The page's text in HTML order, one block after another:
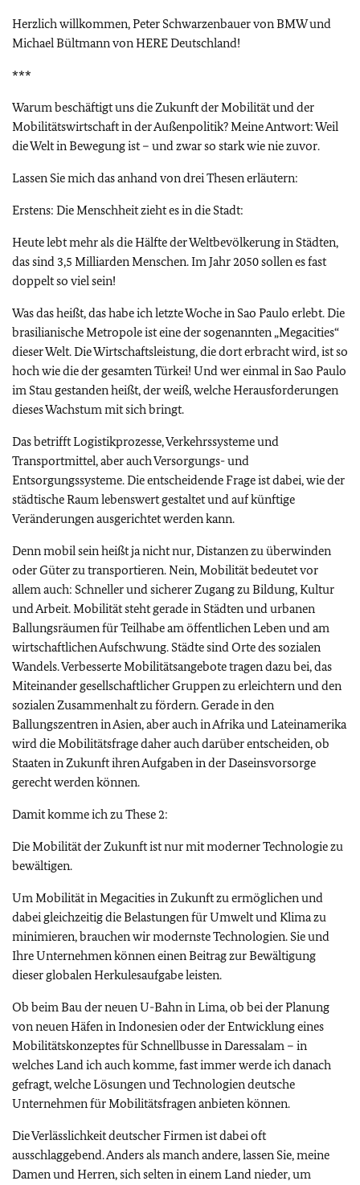
Herzlich willkommen, Peter Schwarzenbauer von BMW und
Michael Bültmann von HERE Deutschland!
***
Warum beschäftigt uns die Zukunft der Mobilität und der
Mobilitätswirtschaft in der Außenpolitik? Meine Antwort: Weil
die Welt in Bewegung ist – und zwar so stark wie nie zuvor.
Lassen Sie mich das anhand von drei Thesen erläutern:
Erstens: Die Menschheit zieht es in die Stadt:
Heute lebt mehr als die Hälfte der Weltbevölkerung in Städten,
das sind 3,5 Milliarden Menschen. Im Jahr 2050 sollen es fast
doppelt so viel sein!
Was das heißt, das habe ich letzte Woche in Sao Paulo erlebt. Die
brasilianische Metropole ist eine der sogenannten „Megacities“
dieser Welt. Die Wirtschaftsleistung, die dort erbracht wird, ist so
hoch wie die der gesamten Türkei! Und wer einmal in Sao Paulo
im Stau gestanden heißt, der weiß, welche Herausforderungen
dieses Wachstum mit sich bringt.
Das betrifft Logistikprozesse, Verkehrssysteme und
Transportmittel, aber auch Versorgungs- und
Entsorgungssysteme. Die entscheidende Frage ist dabei, wie der
städtische Raum lebenswert gestaltet und auf künftige
Veränderungen ausgerichtet werden kann.
Denn mobil sein heißt ja nicht nur, Distanzen zu überwinden
oder Güter zu transportieren. Nein, Mobilität bedeutet vor
allem auch: Schneller und sicherer Zugang zu Bildung, Kultur
und Arbeit. Mobilität steht gerade in Städten und urbanen
Ballungsräumen für Teilhabe am öffentlichen Leben und am
wirtschaftlichen Aufschwung. Städte sind Orte des sozialen
Wandels. Verbesserte Mobilitätsangebote tragen dazu bei, das
Miteinander gesellschaftlicher Gruppen zu erleichtern und den
sozialen Zusammenhalt zu fördern. Gerade in den
Ballungszentren in Asien, aber auch in Afrika und Lateinamerika
wird die Mobilitätsfrage daher auch darüber entscheiden, ob
Staaten in Zukunft ihren Aufgaben in der Daseinsvorsorge
gerecht werden können.
Damit komme ich zu These 2:
Die Mobilität der Zukunft ist nur mit moderner Technologie zu
bewältigen.
Um Mobilität in Megacities in Zukunft zu ermöglichen und
dabei gleichzeitig die Belastungen für Umwelt und Klima zu
minimieren, brauchen wir modernste Technologien. Sie und
Ihre Unternehmen können einen Beitrag zur Bewältigung
dieser globalen Herkulesaufgabe leisten.
Ob beim Bau der neuen U-Bahn in Lima, ob bei der Planung
von neuen Häfen in Indonesien oder der Entwicklung eines
Mobilitätskonzeptes für Schnellbusse in Daressalam – in
welches Land ich auch komme, fast immer werde ich danach
gefragt, welche Lösungen und Technologien deutsche
Unternehmen für Mobilitätsfragen anbieten können.
Die Verlässlichkeit deutscher Firmen ist dabei oft
ausschlaggebend. Anders als manch andere, lassen Sie, meine
Damen und Herren, sich selten in einem Land nieder, um